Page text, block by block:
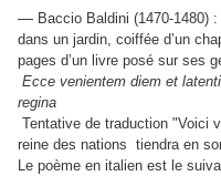
— Baccio Baldini (1470-1480)
dans un jardin, coiffée d’un
pages d’un livre posé sur ses
Ecce venientem diem et
regina
Tentative de traduction "Voici
reine des nations tiendra en
Le poème en italien est le